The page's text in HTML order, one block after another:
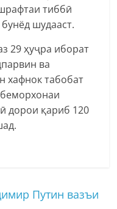
тиббӣ
шудааст.
29 ҳуҷра иборат
ва
хафнок табобат
дорои қариб 120
Путин вазъи